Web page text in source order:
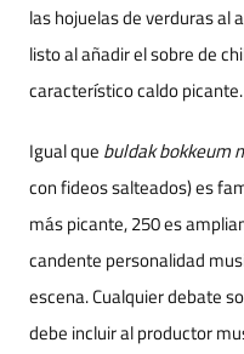
las hojuelas de verduras al
listo al añadir el sobre de
característico caldo picante.
Igual que buldak bokkeum
con fideos salteados) es
más picante, 250 es
candente personalidad
escena. Cualquier debate
debe incluir al productor